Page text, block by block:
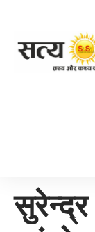
सुरेन्द्र